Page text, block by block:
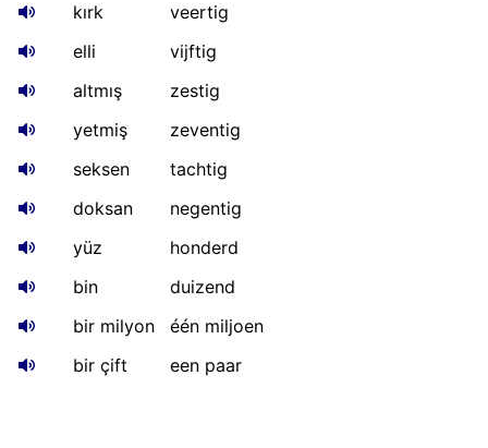
kırk
veertig
elli
vijftig
altmış
zestig
yetmiş
zeventig
seksen
tachtig
doksan
negentig
yüz
honderd
bin
duizend
bir milyon
één miljoen
bir çift
een paar